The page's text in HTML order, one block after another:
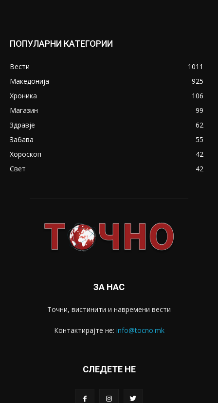
ПОПУЛАРНИ КАТЕГОРИИ
Вести
1011
Македонија
925
Хроника
106
Магазин
99
Здравје
62
Забава
55
Хороскоп
42
Свет
42
ЗА НАС
Точни, вистинити и навремени вести
Контактирајте не: info@tocno.mk
СЛЕДЕТЕ НЕ